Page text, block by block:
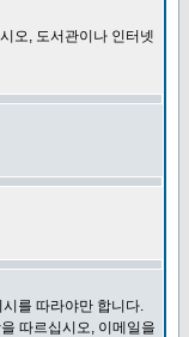
오, 도서관이나 인터넷
를 따라야만 합니다.
따르십시오, 이메일을